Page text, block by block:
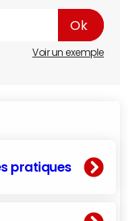
Voir un exemple
pratiques